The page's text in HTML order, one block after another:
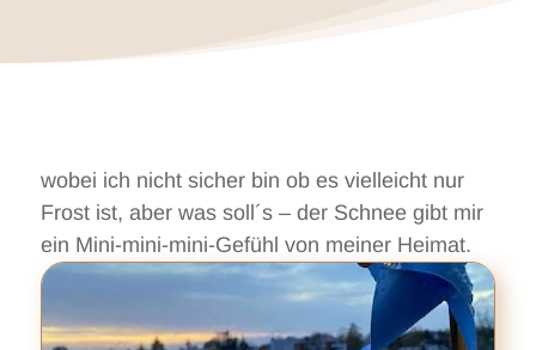
wobei ich nicht sicher bin ob es vielleicht nur
Frost ist, aber was soll´s – der Schnee gibt mir
ein Mini-mini-mini-Gefühl von meiner Heimat.